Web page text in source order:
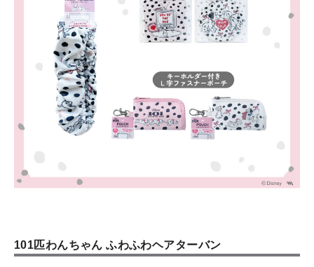
101匹わんちゃん ふわふわヘアターバン